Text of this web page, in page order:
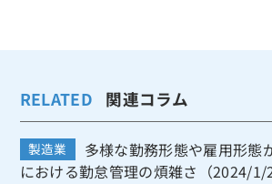
RELATED 関連コラム
製造業
多様な勤務形態や雇用形態
における勤怠管理の煩雑さ（2024/1/